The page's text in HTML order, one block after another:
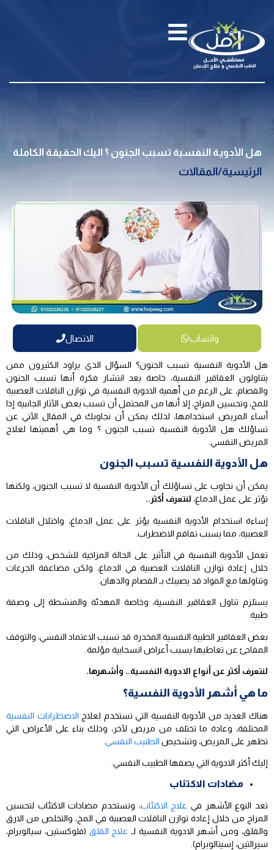
هل الأدوية النفسية تسبب الجنون ؟ اليك الحقيقة الكاملة
الرئيسية/المقالات
واتساب الاتصال
هل الأدوية النفسية تسبب الجنون؟ السؤال الذي يراود الكثيرون ممن
يتناولون العقاقير النفسية، خاصة بعد انتشار فكرة أنها تسبب الجنون
والفصام، على الرغم من أهمية الادوية النفسية في توازن الناقلات العصبية
للمخ، وتحسين المزاج، إلا أنها من المحتمل أن تسبب بعض الآثار الجانبية إذا
أساء المريض استخدامها، لذلك يمكن أن نجاوبك في المقال الآتي عن
تساؤلك هل الأدوية النفسية تسبب الجنون ؟ وما هي أهميتها لعلاج
المريض النفسي.
هل الأدوية النفسية تسبب الجنون
يمكن أن نجاوب على تساؤلك أن الأدوية النفسية لا تسبب الجنون، ولكنها
تؤثر على عمل الدماغ، لنتعرف أكثر..
إساءة استخدام الأدوية النفسية يؤثر على عمل الدماغ، واختلال الناقلات
العصبية، مما يسبب تفاقم الاضطراب.
تعمل الأدوية النفسية في التأثير على الحالة المزاجية للشخص، وذلك من
خلال إعادة توازن الناقلات العصبية في الدماغ، ولكن مضاعفة الجرعات
وتناولها مع المواد قد يصيبك بـ الفصام والذهان.
يستلزم تناول العقاقير النفسية، وخاصة المهدئة والمنشطة إلى وصفة
طبية.
بعض العقاقير الطبية النفسية المخدرة قد تسبب الاعتماد النفسي، والتوقف
المفاجئ عن تعاطيها يسبب أعراض انسحابية مؤلمة.
لنتعرف أكثر عن أنواع الادوية النفسية.. وأشهرها.
ما هي أشهر الأدوية النفسية؟
هناك العديد من الأدوية النفسية التي تستخدم لعلاج الاضطرابات النفسية
المختلفة، وعادة ما تختلف من مريض لآخر، وذلك بناء على الأعراض التي
تظهر على المريض، وتشخيص الطبيب النفسي
إليك أكثر الادوية التي يصفها الطبيب النفسي.
مضادات الاكتئاب
تعد النوع الأشهر في علاج الاكتئاب، وتستخدم مضادات الاكتئاب لتحسين
المزاج من خلال إعادة توازن الناقلات العصبية في المخ، والتخلص من الارق
والقلق، ومن أشهر الادوية النفسية لـ علاج القلق (فلوكستين، سيالوبرام،
سيرالتين، إسيتالوبرام).